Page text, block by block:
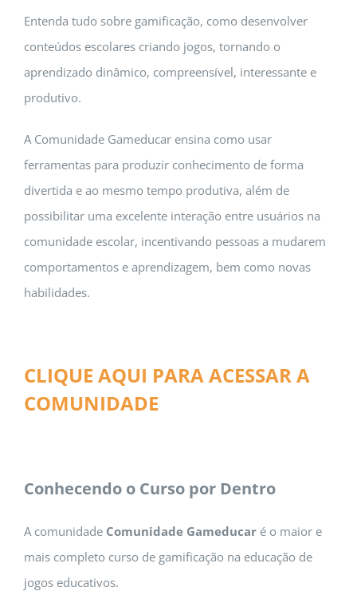
Entenda tudo sobre gamificação, como desenvolver
conteúdos escolares criando jogos, tornando o
aprendizado dinâmico, compreensível, interessante e
produtivo.
A Comunidade Gameducar ensina como usar
ferramentas para produzir conhecimento de forma
divertida e ao mesmo tempo produtiva, além de
possibilitar uma excelente interação entre usuários na
comunidade escolar, incentivando pessoas a mudarem
comportamentos e aprendizagem, bem como novas
habilidades.
CLIQUE AQUI PARA ACESSAR A
COMUNIDADE
Conhecendo o Curso por Dentro
A comunidade Comunidade Gameducar é o maior e
mais completo curso de gamificação na educação de
jogos educativos.